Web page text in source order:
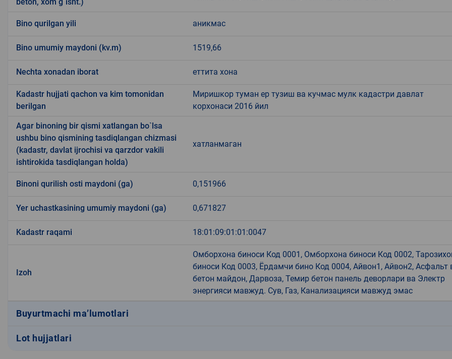
Bino qurilgan yili аникмас
Bino umumiy maydoni (kv.m) 1519,66
Nechta xonadan iborat еттита хона
Kadastr hujjati qachon va kim tomonidan
berilgan
Миришкор туман ер тузиш ва кучмас мулк кадастри давлат
корхонаси 2016 йил
Agar binoning bir qismi xatlangan bo`lsa
ushbu bino qismining tasdiqlangan chizmasi
(kadastr, davlat ijrochisi va qarzdor vakili
ishtirokida tasdiqlangan holda)
хатланмаган
Binoni qurilish osti maydoni (ga) 0,151966
Yer uchastkasining umumiy maydoni (ga) 0,671827
Kadastr raqami 18:01:09:01:01:0047
Izoh
Омборхона биноси Код 0001, Омборхона биноси Код 0002,
биноси Код 0003, Ёрдамчи бино Код 0004, Айвон1, Айвон2, Асфальт
бетон майдон, Дарвоза, Темир бетон панель деворлари ва Электр
энергияси мавжуд. Сув, Газ, Канализацияси мавжуд эмас
Buyurtmachi ma’lumotlari
Lot hujjatlari